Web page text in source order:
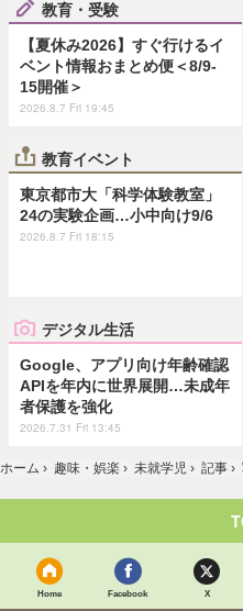
教育・受験
【夏休み2026】すぐ行けるイ
ベント情報おまとめ便＜8/9-
15開催＞
2026.8.7 Fri 19:45
教育イベント
東京都市大「科学体験教室」
24の実験企画…小中向け9/6
2026.8.7 Fri 18:15
デジタル生活
Google、アプリ向け年齢確認
APIを年内に世界展開…未成年
者保護を強化
2026.7.31 Fri 13:45
ホーム › 趣味・娯楽 › 未就学児 › 記事 ›
Home Facebook X